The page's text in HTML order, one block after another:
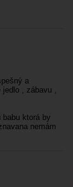
a
jedlo , zábavu ,
babu ktorá by
nemám